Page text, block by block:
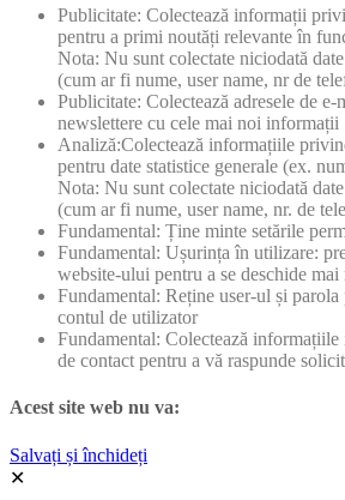
Publicitate: Colectează informații
pentru a primi noutăți relevante în
Nota: Nu sunt colectate niciodată
(cum ar fi nume, user name, nr de
Publicitate: Colectează adresele de
newslettere cu cele mai noi informații
Analiză:Colectează informațiile
pentru date statistice generale (ex.
Nota: Nu sunt colectate niciodată
(cum ar fi nume, user name, nr. de
Fundamental: Ține minte setările
Fundamental: Ușurința în utilizare:
website-ului pentru a se deschide mai
Fundamental: Reține user-ul și
contul de utilizator
Fundamental: Colectează
de contact pentru a vă raspunde
Acest site web nu va:
Salvați și închideți
✕